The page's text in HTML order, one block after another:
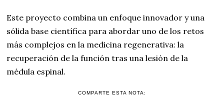
Este proyecto combina un enfoque innovador y una
sólida base científica para abordar uno de los retos
más complejos en la medicina regenerativa: la
recuperación de la función tras una lesión de la
médula espinal.
COMPARTE ESTA NOTA: